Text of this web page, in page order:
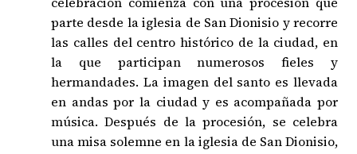
parte desde la iglesia de San Dionisio y recorre
las calles del centro histórico de la ciudad, en
la que participan numerosos fieles y
hermandades. La imagen del santo es llevada
en andas por la ciudad y es acompañada por
música. Después de la procesión, se celebra
una misa solemne en la iglesia de San Dionisio,